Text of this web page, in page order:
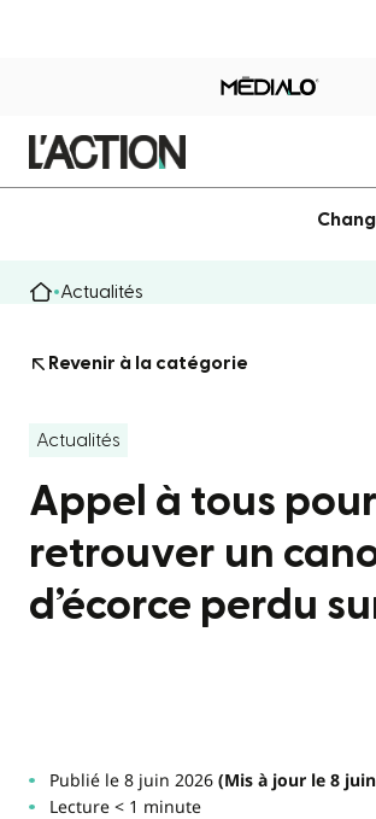
Actualités
Revenir à la catégorie
Actualités
Appel à tous pour
retrouver un
d’écorce perdu
Publié le 8 juin 2026(Mis à jour le 8
Lecture < 1 minute